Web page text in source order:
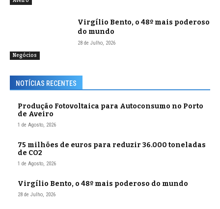
Negócios
Virgílio Bento, o 48º mais poderoso
do mundo
28 de Julho, 2026
NOTÍCIAS RECENTES
Produção Fotovoltaica para Autoconsumo no Porto
de Aveiro
1 de Agosto, 2026
75 milhões de euros para reduzir 36.000 toneladas
de CO2
1 de Agosto, 2026
Virgílio Bento, o 48º mais poderoso do mundo
28 de Julho, 2026